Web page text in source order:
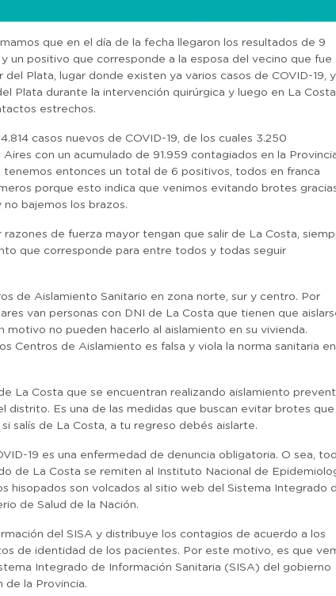
que en el día de la fecha llegaron los resultados de 9
un positivo que corresponde a la esposa del vecino que fue
Plata, lugar donde existen ya varios casos de COVID-19, y
Plata durante la intervención quirúrgica y luego en La
estrechos.
casos nuevos de COVID-19, de los cuales 3.250
con un acumulado de 91.959 contagiados en la
tenemos entonces un total de 6 positivos, todos en franca
porque esto indica que venimos evitando brotes
bajemos los brazos.
de fuerza mayor tengan que salir de La Costa,
que corresponde para entre todos y todas seguir
de Aislamiento Sanitario en zona norte, sur y centro. Por
van personas con DNI de La Costa que tienen que
motivo no pueden hacerlo al aislamiento en su vivienda.
Centros de Aislamiento es falsa y viola la norma sanitaria en
La Costa que se encuentran realizando aislamiento
distrito. Es una de las medidas que buscan evitar brotes que
salís de La Costa, a tu regreso debés aislarte.
19 es una enfermedad de denuncia obligatoria. O sea,
de La Costa se remiten al Instituto Nacional de
hisopados son volcados al sitio web del Sistema Integrado
de Salud de la Nación.
del SISA y distribuye los contagios de acuerdo a los
de identidad de los pacientes. Por este motivo, es que
Integrado de Información Sanitaria (SISA) del gobierno
de la Provincia.